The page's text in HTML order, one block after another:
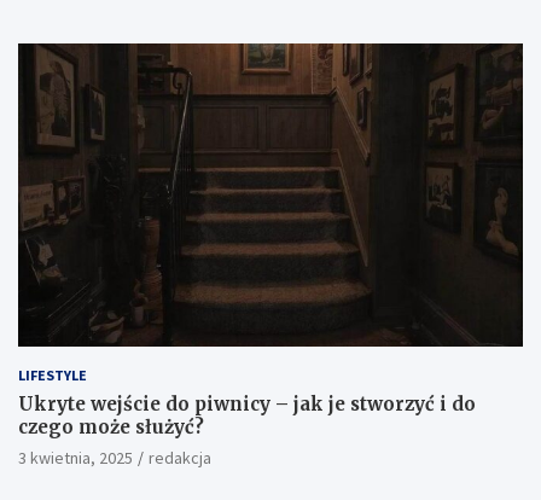
LIFESTYLE
Ukryte wejście do piwnicy – jak je stworzyć i do
czego może służyć?
3 kwietnia, 2025 redakcja